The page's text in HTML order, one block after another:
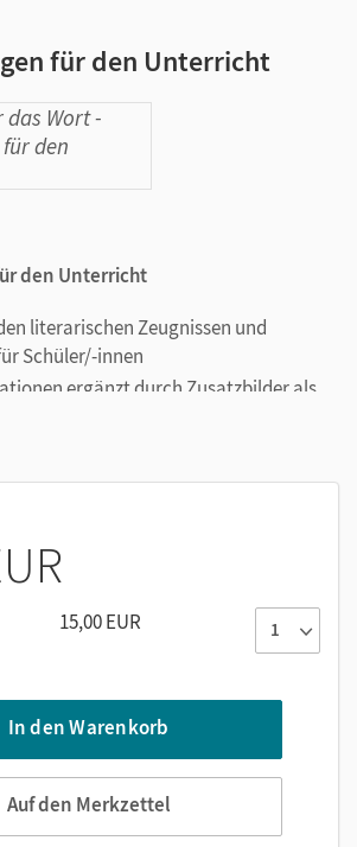
für den Unterricht
den Unterricht
literarischen Zeugnissen und
Schüler/-innen
ergänzt durch Zusatzbilder als
für den Unterricht
15,00 EUR
In den Warenkorb
Auf den Merkzettel